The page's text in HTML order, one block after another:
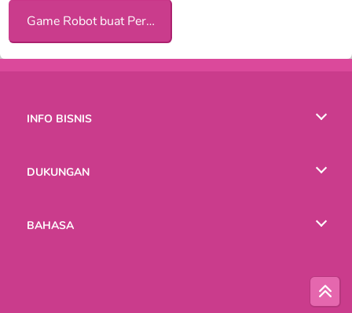
Game Robot buat Perempuan
INFO BISNIS
DUKUNGAN
BAHASA